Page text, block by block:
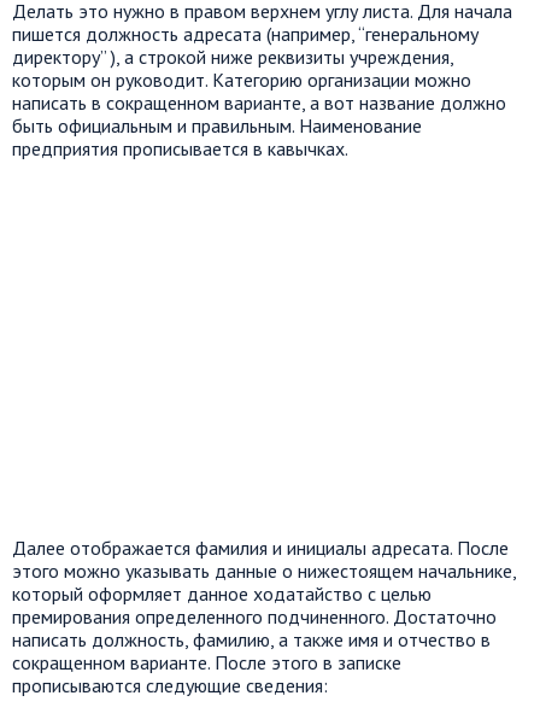
Делать это нужно в правом верхнем углу листа. Для начала
пишется должность адресата (например, “генеральному
директору” ), а строкой ниже реквизиты учреждения,
которым он руководит. Категорию организации можно
написать в сокращенном варианте, а вот название должно
быть официальным и правильным. Наименование
предприятия прописывается в кавычках.
Далее отображается фамилия и инициалы адресата. После
этого можно указывать данные о нижестоящем начальнике,
который оформляет данное ходатайство с целью
премирования определенного подчиненного. Достаточно
написать должность, фамилию, а также имя и отчество в
сокращенном варианте. После этого в записке
прописываются следующие сведения: